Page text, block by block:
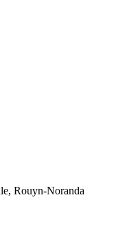
Rouyn-Noranda